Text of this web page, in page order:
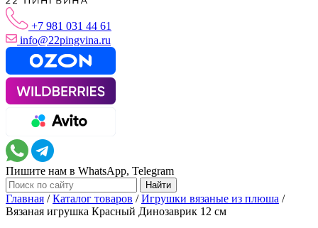
+7 981 031 44 61
info@22pingvina.ru
Пишите нам в WhatsApp, Telegram
Главная /Каталог товаров /Игрушки вязаные из плюша /
Вязаная игрушка Красный Динозаврик 12 см